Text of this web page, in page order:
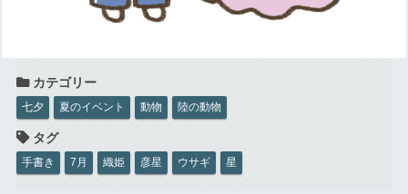
七夕 夏のイベント 動物 陸の動物
手書き 7月 織姫 彦星 ウサギ 星